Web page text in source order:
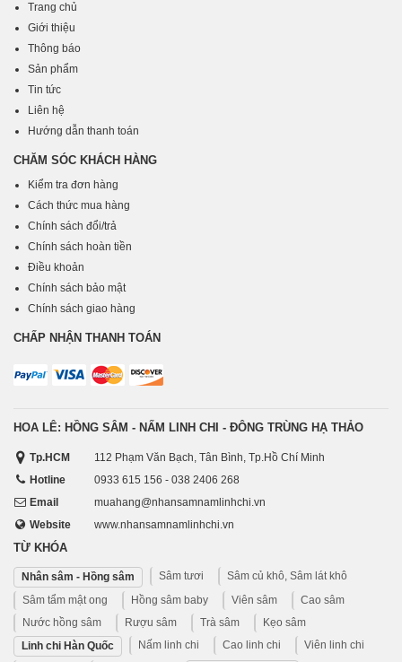
Trang chủ
Giới thiệu
Thông báo
Sản phẩm
Tin tức
Liên hệ
Hướng dẫn thanh toán
CHĂM SÓC KHÁCH HÀNG
Kiểm tra đơn hàng
Cách thức mua hàng
Chính sách đổi/trả
Chính sách hoàn tiền
Điều khoản
Chính sách bảo mật
Chính sách giao hàng
CHẤP NHẬN THANH TOÁN
HOA LÊ: HỒNG SÂM - NẤM LINH CHI - ĐÔNG TRÙNG HẠ THẢO
Tp.HCM
112 Phạm Văn Bạch, Tân Bình, Tp.Hồ Chí Minh
Hotline
0933 615 156 - 038 2406 268
Email
muahang@nhansamnamlinhchi.vn
Website
www.nhansamnamlinhchi.vn
TỪ KHÓA
Nhân sâm - Hồng sâm Sâm tươi
Sâm củ khô, Sâm lát khô
Sâm tẩm mật ong
Hồng sâm baby Viên sâm
Cao sâm
Nước hồng sâm
Rượu sâm Trà sâm
Kẹo sâm
Linh chi Hàn Quốc
Nấm linh chi Cao linh chi Viên linh chi